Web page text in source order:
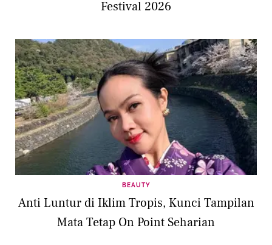
Festival 2026
BEAUTY
Anti Luntur di Iklim Tropis, Kunci Tampilan
Mata Tetap On Point Seharian